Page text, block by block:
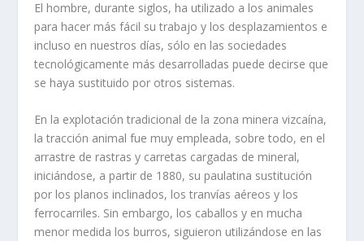
El hombre, durante siglos, ha utilizado a los animales
para hacer más fácil su trabajo y los desplazamientos e
incluso en nuestros días, sólo en las sociedades
tecnológicamente más desarrolladas puede decirse que
se haya sustituido por otros sistemas.
En la explotación tradicional de la zona minera vizcaína,
la tracción animal fue muy empleada, sobre todo, en el
arrastre de rastras y carretas cargadas de mineral,
iniciándose, a partir de 1880, su paulatina sustitución
por los planos inclinados, los tranvías aéreos y los
ferrocarriles. Sin embargo, los caballos y en mucha
menor medida los burros, siguieron utili­zándose en las